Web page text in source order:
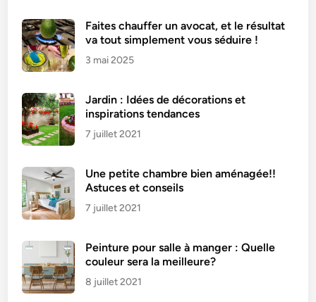
Faites chauffer un avocat, et le résultat
va tout simplement vous séduire !
3 mai 2025
Jardin : Idées de décorations et
inspirations tendances
7 juillet 2021
Une petite chambre bien aménagée!!
Astuces et conseils
7 juillet 2021
Peinture pour salle à manger : Quelle
couleur sera la meilleure?
8 juillet 2021